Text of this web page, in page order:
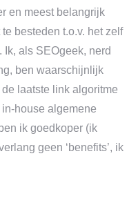
en meest belangrijk
besteden t.o.v. het zelf
als SEOgeek, nerd
ben waarschijnlijk
laatste link algoritme
house algemene
ik goedkoper (ik
geen ‘benefits’, ik